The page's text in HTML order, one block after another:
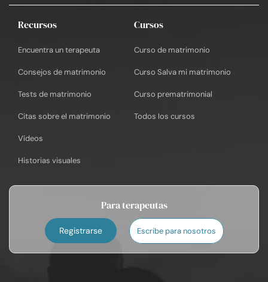
Recursos
Encuentra un terapeuta
Consejos de matrimonio
Tests de matrimonio
Citas sobre el matrimonio
Vídeos
Historias visuales
Cursos
Curso de matrimonio
Curso Salva mi matrimonio
Curso prematrimonial
Todos los cursos
Para terapeutas
Registrarse Escribe para nosotros